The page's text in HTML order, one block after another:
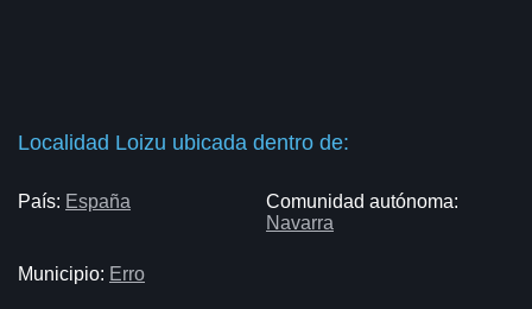
Localidad Loizu ubicada dentro de:
País: España
Comunidad autónoma:
Navarra
Municipio: Erro